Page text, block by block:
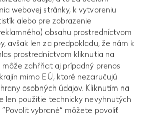
Zobraziť ďalšie produkty
webovej stránky, k vytvoreniu
alebo pre zobrazenie
obsahu prostredníctvom
avšak len za predpokladu, že nám k
prostredníctvom kliknutia na
môže zahŕňať aj prípadný prenos
mimo EÚ, ktoré nezaručujú
osobných údajov. Kliknutím na
len použitie technicky nevyhnutých
vybrané” môžete povoliť